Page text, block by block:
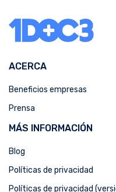
ACERCA
Beneficios empresas
Prensa
MÁS INFORMACIÓN
Blog
Políticas de privacidad
Políticas de privacidad